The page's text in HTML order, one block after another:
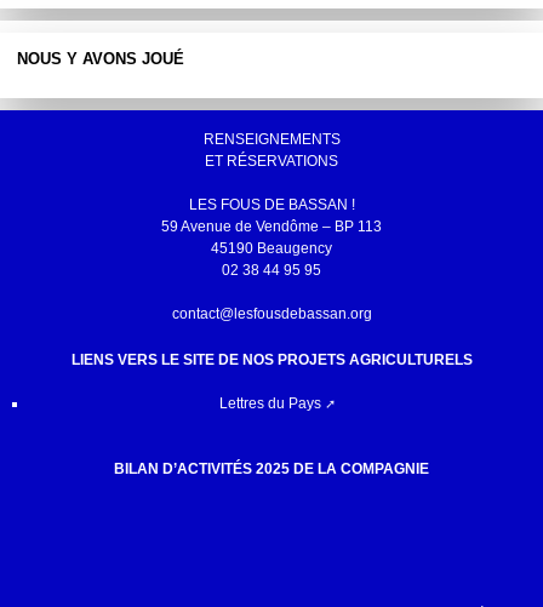
NOUS Y AVONS JOUÉ
RENSEIGNEMENTS
ET RÉSERVATIONS
LES FOUS DE BASSAN !
59 Avenue de Vendôme – BP 113
45190 Beaugency
02 38 44 95 95
contact@lesfousdebassan.org
LIENS VERS LE SITE DE NOS PROJETS AGRICULTURELS
Lettres du Pays
BILAN D’ACTIVITÉS 2025 DE LA COMPAGNIE